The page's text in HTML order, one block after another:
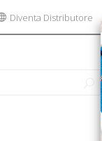
Diventa Distributore